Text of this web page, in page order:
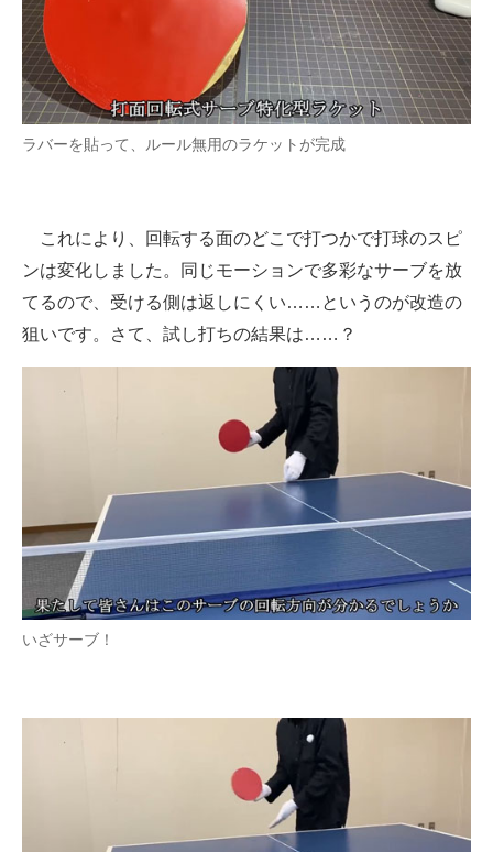
ラバーを貼って、ルール無用のラケットが完成
これにより、回転する面のどこで打つかで打球のスピ
ンは変化しました。同じモーションで多彩なサーブを放
てるので、受ける側は返しにくい……というのが改造の
狙いです。さて、試し打ちの結果は……？
いざサーブ！